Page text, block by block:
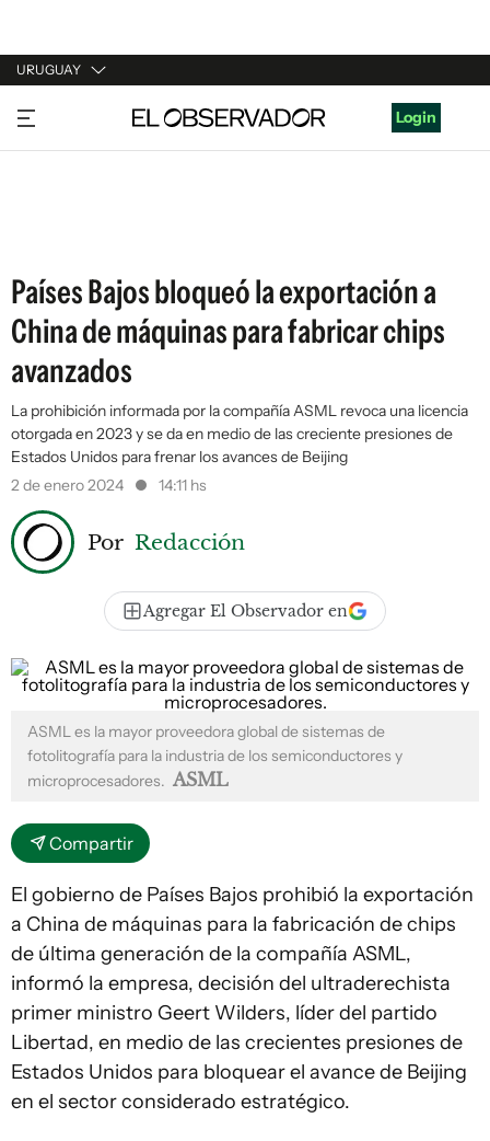
URUGUAY
URUGUAY
ARGENTINA
Login
Países Bajos bloqueó la exportación a
China de máquinas para fabricar chips
avanzados
La prohibición informada por la compañía ASML revoca una licencia
otorgada en 2023 y se da en medio de las creciente presiones de
Estados Unidos para frenar los avances de Beijing
2 de enero 2024
14:11 hs
Por Redacción
Agregar El Observador en
ASML es la mayor proveedora global de sistemas de
fotolitografía para la industria de los semiconductores y
microprocesadores. ASML
Compartir
El gobierno de Países Bajos prohibió la exportación
a China de máquinas para la fabricación de chips
de última generación de la compañía ASML,
informó la empresa, decisión del ultraderechista
primer ministro Geert Wilders, líder del partido
Libertad, en medio de las crecientes presiones de
Estados Unidos para bloquear el avance de Beijing
en el sector considerado estratégico.